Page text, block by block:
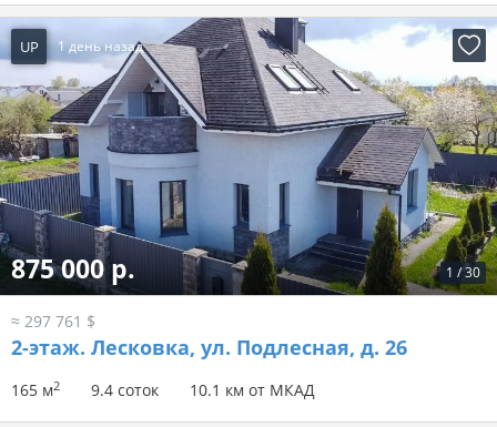
UP 1 день назад
1 /30
875 000 р.
≈ 297 761 $
2-этаж. Лесковка, ул. Подлесная, д. 26
165 м2 9.4 соток 10.1 км от МКАД